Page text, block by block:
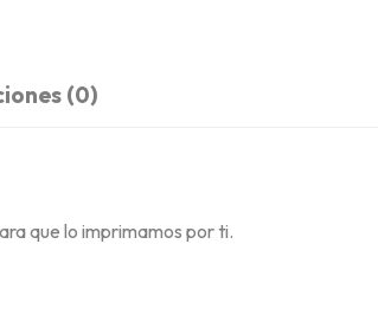
(0)
que lo imprimamos por ti.